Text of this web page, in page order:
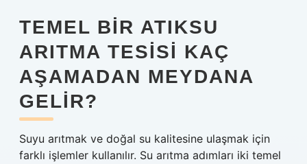
TEMEL BIR ATIKSU
ARITMA TESISI KAÇ
AŞAMADAN MEYDANA
GELIR?
Suyu arıtmak ve doğal su kalitesine ulaşmak için
farklı işlemler kullanılır. Su arıtma adımları iki temel